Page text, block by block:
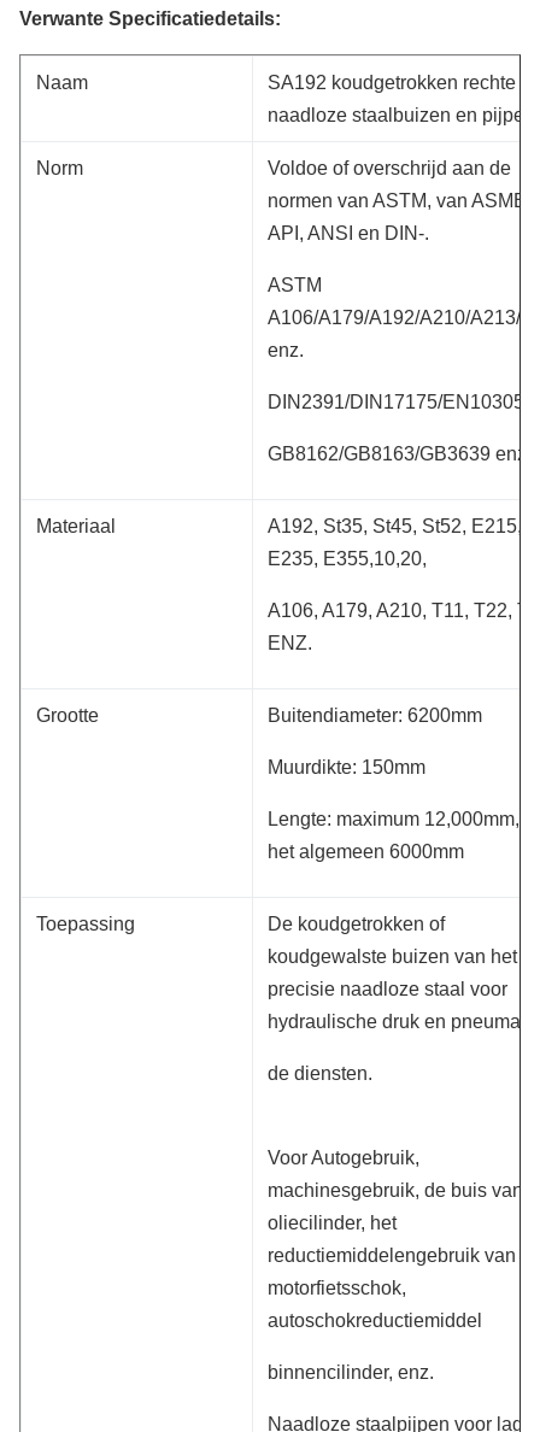
Verwante Specificatiedetails:
Naam
SA192 koudgetrokken rechte
naadloze staalbuizen en pijpen
Norm
Voldoe of overschrijd aan de
normen van ASTM, van ASME,
API, ANSI en DIN-.
ASTM
A106/A179/A192/A210/A213/
enz.
DIN2391/DIN17175/EN10305
GB8162/GB8163/GB3639 enz.
Materiaal
A192, St35, St45, St52, E215,
E235, E355,10,20,
A106, A179, A210, T11, T22,
ENZ.
Grootte Buitendiameter: 6200mm
Muurdikte: 150mm
Lengte: maximum 12,000mm,
het algemeen 6000mm
Toepassing
De koudgetrokken of
koudgewalste buizen van het
precisie naadloze staal voor
hydraulische druk en
de diensten.
Voor Autogebruik,
machinesgebruik, de buis van
oliecilinder, het
reductiemiddelengebruik van
motorfietsschok,
autoschokreductiemiddel
binnencilinder, enz.
Naadloze staalpijpen voor lage